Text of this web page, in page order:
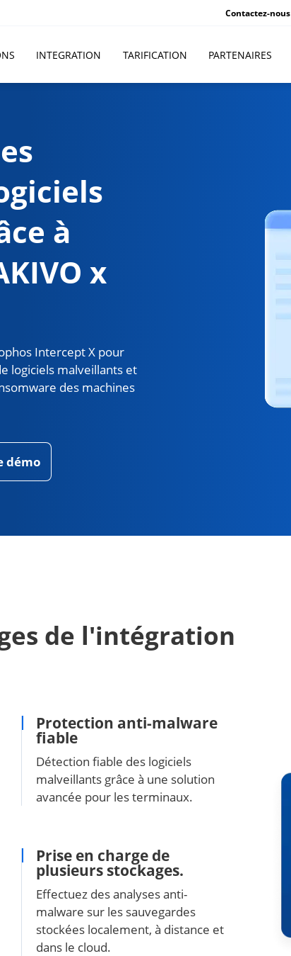
Contactez-nous
INTEGRATION TARIFICATION PARTENAIRES
à
x
Intercept X pour
logiciels malveillants et
des machines
démo
de l'intégration
Protection anti-malware
fiable
Détection fiable des logiciels
malveillants grâce à une solution
avancée pour les terminaux.
Prise en charge de
plusieurs stockages.
Effectuez des analyses anti-
malware sur les sauvegardes
stockées localement, à distance et
dans le cloud.